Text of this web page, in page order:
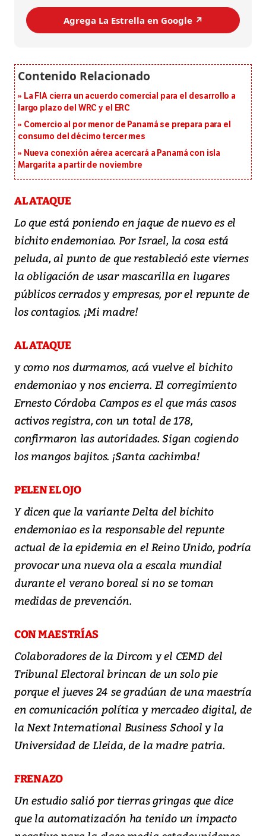
Agrega La Estrella en Google ↗️
La FIA cierra un acuerdo comercial para el desarrollo a
largo plazo del WRC y el ERC
Comercio al por menor de Panamá se prepara para el
consumo del décimo tercer mes
Nueva conexión aérea acercará a Panamá con isla
Margarita a partir de noviembre
AL ATAQUE
Lo que está poniendo en jaque de nuevo es el
bichito endemoniao. Por Israel, la cosa está
peluda, al punto de que restableció este viernes
la obligación de usar mascarilla en lugares
públicos cerrados y empresas, por el repunte de
los contagios. ¡Mi madre!
AL ATAQUE
y como nos durmamos, acá vuelve el bichito
endemoniao y nos encierra. El corregimiento
Ernesto Córdoba Campos es el que más casos
activos registra, con un total de 178,
confirmaron las autoridades. Sigan cogiendo
los mangos bajitos. ¡Santa cachimba!
PELEN EL OJO
Y dicen que la variante Delta del bichito
endemoniao es la responsable del repunte
actual de la epidemia en el Reino Unido, podría
provocar una nueva ola a escala mundial
durante el verano boreal si no se toman
medidas de prevención.
CON MAESTRÍAS
Colaboradores de la Dircom y el CEMD del
Tribunal Electoral brincan de un solo pie
porque el jueves 24 se gradúan de una maestría
en comunicación política y mercadeo digital, de
la Next International Business School y la
Universidad de Lleida, de la madre patria.
FRENAZO
Un estudio salió por tierras gringas que dice
que la automatización ha tenido un impacto